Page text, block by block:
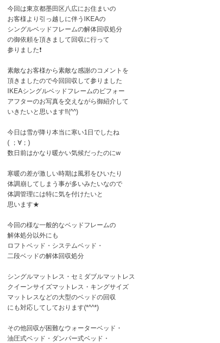
今回は東京都墨田区八広にお住まいの
お客様より引っ越しに伴うIKEAの
シングルベッドフレームの解体回収処分
の御依頼を頂きまして回収に行って
参りました❗
素敵なお客様から素敵な感謝のコメントを
頂きましたので今回回収して参りました
IKEAシングルベッドフレームのビフォー
アフターのお写真を交えながら御紹介して
いきたいと思います‼(^^)
今日は雪が降り本当に寒い1日でしたね
( ；∀；)
数日前はかなり暖かい気候だったのにw
寒暖の差が激しい時期は風邪をひいたり
体調崩してしまう事が多いみたいなので
体調管理には特に気を付けたいと
思います★
今回の様な一般的なベッドフレームの
解体処分以外にも
ロフトベッド・システムベッド・
二段ベッドの解体回収処分
シングルマットレス・セミダブルマットレス
クイーンサイズマットレス・キングサイズ
マットレスなどの大型のベッドの回収
にも対応してしております(*^^*)
その他回収が困難なウォーターベッド・
油圧式ベッド・ダンパー式ベッド・